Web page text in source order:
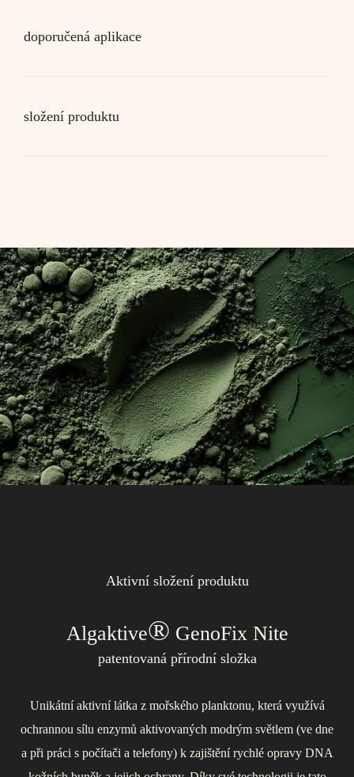
doporučená aplikace
složení produktu
Aktivní složení produktu
Algaktive® GenoFix Nite
patentovaná přírodní složka
Unikátní aktivní látka z mořského planktonu, která využívá
ochrannou sílu enzymů aktivovaných modrým světlem (ve dne
a při práci s počítači a telefony) k zajištění rychlé opravy DNA
®
®
Vykazuje vynikající hydratační a ochranné vlastnosti a také
tonizující účinek na všechny typy pleti včetně citlivé
a problematické. Při kontaktu s pokožkou tvoří na jejím